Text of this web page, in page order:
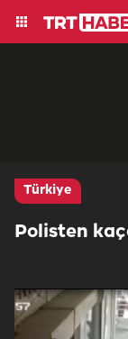
Türkiye
Polisten